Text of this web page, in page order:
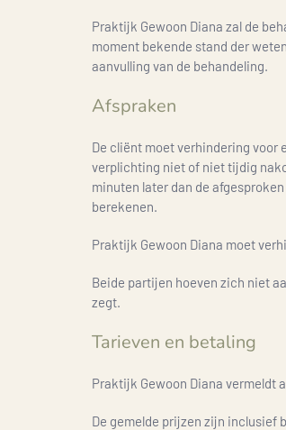
Praktijk Gewoon Diana zal de
moment bekende stand der
aanvulling van de behandeling.
Afspraken
De cliënt moet verhindering voor
verplichting niet of niet tijdig
minuten later dan de
berekenen.
Praktijk Gewoon Diana moet
Beide partijen hoeven zich niet
zegt.
Tarieven en betaling
Praktijk Gewoon Diana vermeldt
De gemelde prijzen zijn inclusief